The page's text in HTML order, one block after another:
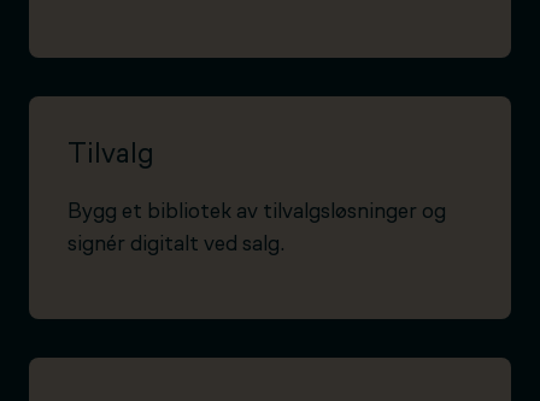
Tilvalg
Bygg et bibliotek av tilvalgsløsninger og
signér digitalt ved salg.